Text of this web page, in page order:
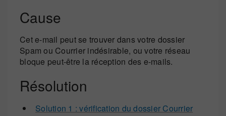
Cause
Cet e-mail peut se trouver dans votre dossier
Spam ou Courrier indésirable, ou votre réseau
bloque peut-être la réception des e-mails.
Résolution
Solution 1 : vérification du dossier Courrier